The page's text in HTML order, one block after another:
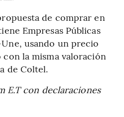
de comprar en
Empresas Públicas
usando un precio
la misma valoración
de Coltel.
E.T con declaraciones